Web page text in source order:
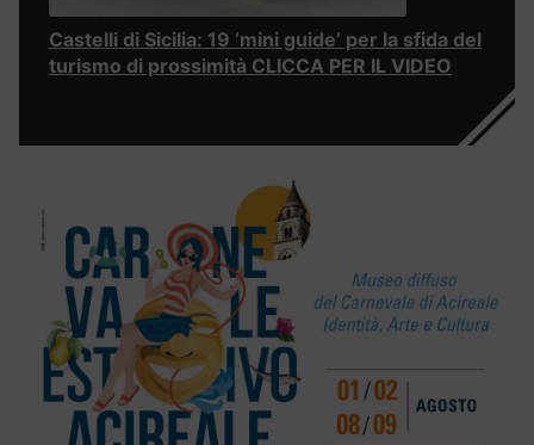
Castelli di Sicilia: 19 ‘mini guide’ per la sfida del
turismo di prossimità CLICCA PER IL VIDEO